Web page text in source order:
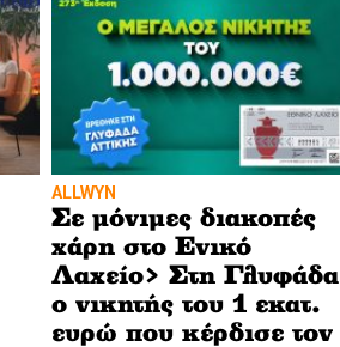
ALLWYN
Σε μόνιμες διακοπές
χάρη στο Ενικό
Λαχείο> Στη Γλυφάδα
ο νικητής του 1 εκατ.
ευρώ που κέρδισε τον